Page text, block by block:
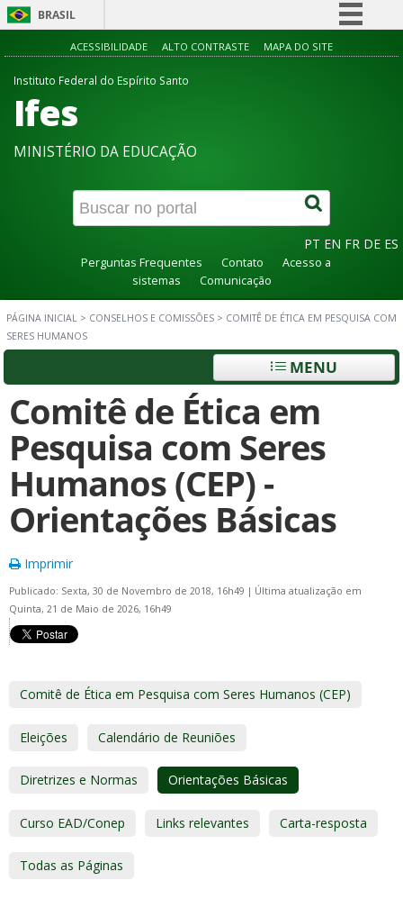
BRASIL
Simplifique!
Canais
ACESSIBILIDADE ALTO CONTRASTE MAPA DO SITE
Instituto Federal do Espírito Santo
Ifes
MINISTÉRIO DA EDUCAÇÃO
PT EN FR DE ES
Perguntas Frequentes Contato
Acesso a
sistemas
Comunicação
PÁGINA INICIAL > CONSELHOS E COMISSÕES > COMITÊ DE ÉTICA EM PESQUISA COM
SERES HUMANOS
MENU
Comitê de Ética em
Pesquisa com Seres
Humanos (CEP) -
Orientações Básicas
Imprimir
Publicado: Sexta, 30 de Novembro de 2018, 16h49 | Última atualização em
Quinta, 21 de Maio de 2026, 16h49
Comitê de Ética em Pesquisa com Seres Humanos (CEP)
Eleições Calendário de Reuniões
Diretrizes e Normas Orientações Básicas
Curso EAD/Conep Links relevantes Carta-resposta
Todas as Páginas